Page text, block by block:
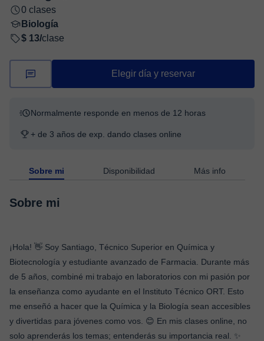
0 clases
Biología
$ 13/clase
Elegir día y reservar
Normalmente responde en menos de 12 horas
+ de 3 años de exp. dando clases online
Sobre mi Disponibilidad Más info
Sobre mi
¡Hola! 👋 Soy Santiago, Técnico Superior en Química y
Biotecnología y estudiante avanzado de Farmacia. Durante más
de 5 años, combiné mi trabajo en laboratorios con mi pasión por
la enseñanza como ayudante en el Instituto Técnico ORT. Esto
me enseñó a hacer que la Química y la Biología sean accesibles
y divertidas para jóvenes como vos. 😊 En mis clases online, no
solo aprenderás los temas; entenderás su importancia real. ✨